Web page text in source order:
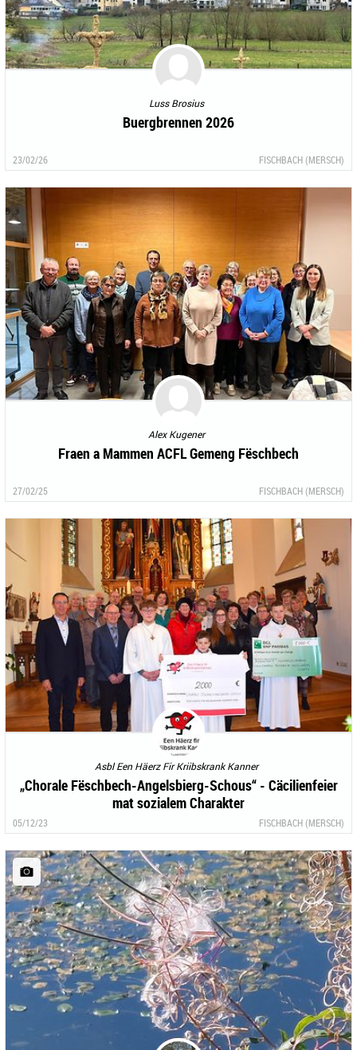
Luss Brosius
Buergbrennen 2026
23/02/26 FISCHBACH (MERSCH)
Alex Kugener
Fraen a Mammen ACFL Gemeng Fëschbech
27/02/25 FISCHBACH (MERSCH)
Asbl Een Häerz Fir Kriibskrank Kanner
„Chorale Fëschbech-Angelsbierg-Schous“ - Cäcilienfeier
mat sozialem Charakter
05/12/23 FISCHBACH (MERSCH)